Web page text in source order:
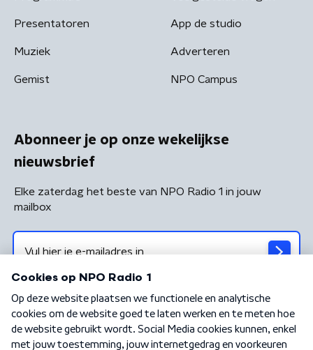
Presentatoren
Muziek
Gemist
App de studio
Adverteren
NPO Campus
Abonneer je op onze wekelijkse
nieuwsbrief
Elke zaterdag het beste van NPO Radio 1 in jouw
mailbox
Algemene voorwaarden